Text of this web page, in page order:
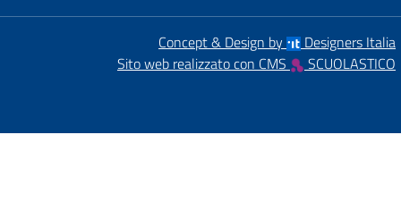
Concept & Design by
Designers Italia
Sito web realizzato con CMS
SCUOLASTICO